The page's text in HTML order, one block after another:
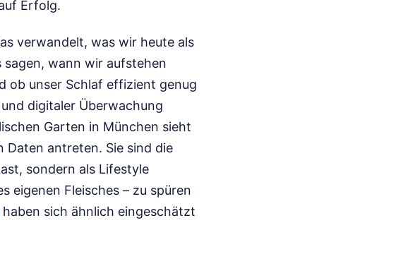
Erfolg.
verwandelt, was wir heute als
wann wir aufstehen
ob unser Schlaf effizient genug
digitaler Überwachung
Garten in München sieht
Daten antreten. Sie sind die
sondern als Lifestyle
eigenen Fleisches – zu spüren
haben sich ähnlich eingeschätzt